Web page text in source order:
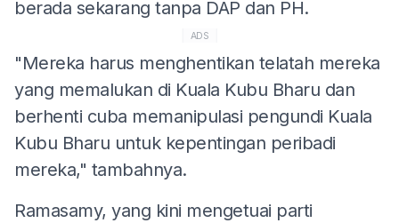
berada sekarang tanpa DAP dan PH.
ADS
"Mereka harus menghentikan telatah mereka
yang memalukan di Kuala Kubu Bharu dan
berhenti cuba memanipulasi pengundi Kuala
Kubu Bharu untuk kepentingan peribadi
mereka," tambahnya.
Ramasamy, yang kini mengetuai parti